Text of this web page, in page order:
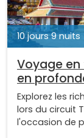
10 jours 9 nuits
Voyage en
en
Explorez les
lors du circuit
l'occasion de